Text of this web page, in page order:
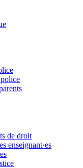
de droit
enseignant·es